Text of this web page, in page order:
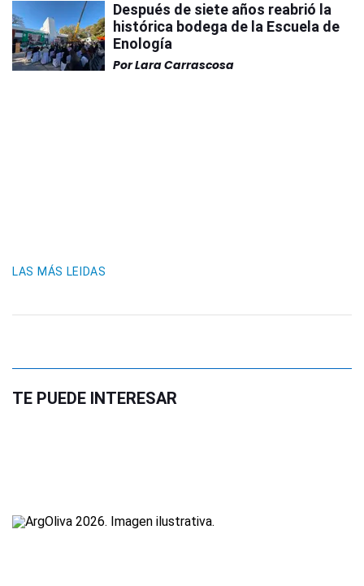
Después de siete años reabrió la
histórica bodega de la Escuela de
Enología
PorLara Carrascosa
LAS MÁS LEIDAS
TE PUEDE INTERESAR